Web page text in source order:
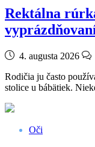
Rektálna
4. augusta 2026
Rodičia ju často
stolice u bábätiek.
Oči